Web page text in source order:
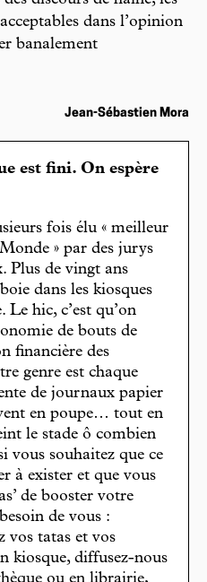
dans l’opinion
banalement
Jean-Sébastien Mora
est fini. On espère
fois élu « meilleur
» par des jurys
Plus de vingt ans
dans les kiosques
Le hic, c’est qu’on
de bouts de
financière des
genre est chaque
de journaux papier
en poupe… tout en
le stade ô combien
vous souhaitez que ce
à exister et que vous
de booster votre
de vous :
vos tatas et vos
kiosque, diffusez-nous